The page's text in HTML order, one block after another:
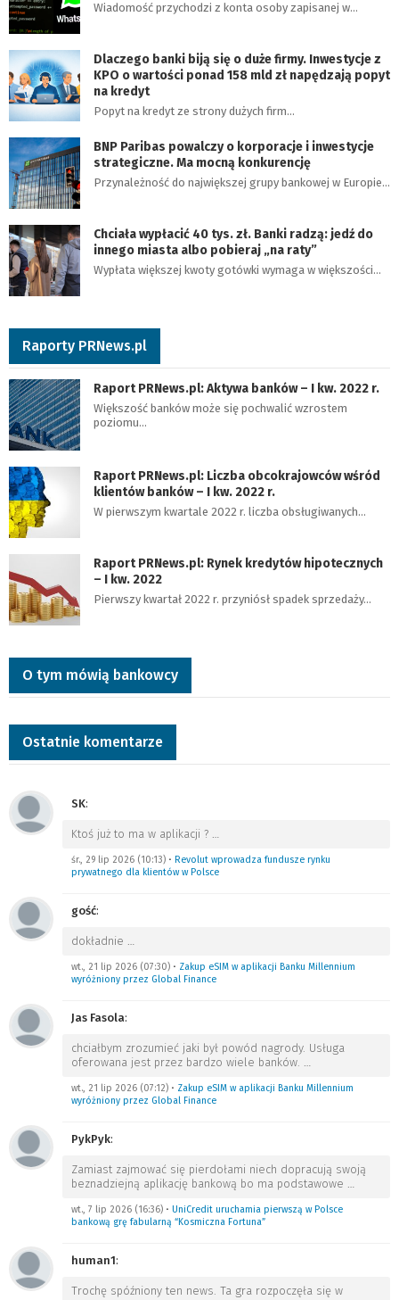
Wiadomość przychodzi z konta osoby zapisanej w…
Dlaczego banki biją się o duże firmy. Inwestycje z
KPO o wartości ponad 158 mld zł napędzają popyt
na kredyt
Popyt na kredyt ze strony dużych firm…
BNP Paribas powalczy o korporacje i inwestycje
strategiczne. Ma mocną konkurencję
Przynależność do największej grupy bankowej w Europie…
Chciała wypłacić 40 tys. zł. Banki radzą: jedź do
innego miasta albo pobieraj „na raty”
Wypłata większej kwoty gotówki wymaga w większości…
Raporty PRNews.pl
Raport PRNews.pl: Aktywa banków – I kw. 2022 r.
Większość banków może się pochwalić wzrostem
poziomu…
Raport PRNews.pl: Liczba obcokrajowców wśród
klientów banków – I kw. 2022 r.
W pierwszym kwartale 2022 r. liczba obsługiwanych…
Raport PRNews.pl: Rynek kredytów hipotecznych
– I kw. 2022
Pierwszy kwartał 2022 r. przyniósł spadek sprzedaży…
O tym mówią bankowcy
Ostatnie komentarze
SK:
Ktoś już to ma w aplikacji ? …
śr., 29 lip 2026 (10:13) • Revolut wprowadza fundusze rynku
prywatnego dla klientów w Polsce
gość:
dokładnie …
wt., 21 lip 2026 (07:30) • Zakup eSIM w aplikacji Banku Millennium
wyróżniony przez Global Finance
Jas Fasola:
chciałbym zrozumieć jaki był powód nagrody. Usługa
oferowana jest przez bardzo wiele banków. …
wt., 21 lip 2026 (07:12) • Zakup eSIM w aplikacji Banku Millennium
wyróżniony przez Global Finance
PykPyk:
Zamiast zajmować się pierdołami niech dopracują swoją
beznadziejną aplikację bankową bo ma podstawowe …
wt., 7 lip 2026 (16:36) • UniCredit uruchamia pierwszą w Polsce
bankową grę fabularną “Kosmiczna Fortuna”
human1:
Trochę spóźniony ten news. Ta gra rozpoczęła się w